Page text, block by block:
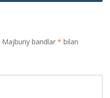
Majburiy bandlar * bilan